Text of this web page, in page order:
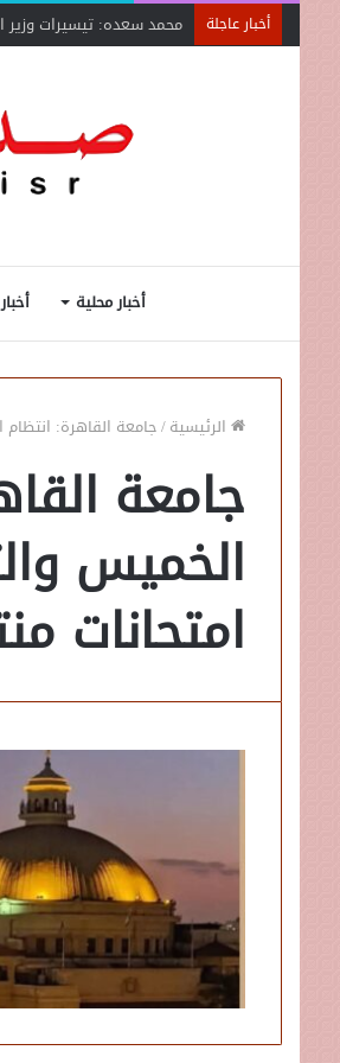
أخبار عاجلة محمد سعده: تيسيرات وزير
أخبار محلية
الرئيسية/جامعة القاهرة:
جامعة
الخميس
امتحانات